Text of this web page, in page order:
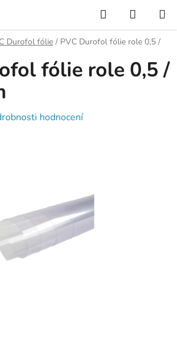
Hledat
KOŠÍK
Durofol fólie / PVC Durofol fólie role 0,5 /
fólie role 0,5 /
hodnocení